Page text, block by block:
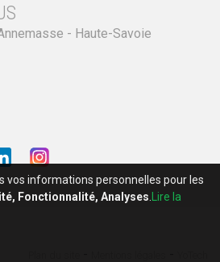
- Haute-Savoie
vos informations personnelles pour les
Fonctionnalité, Analyses
Lire la